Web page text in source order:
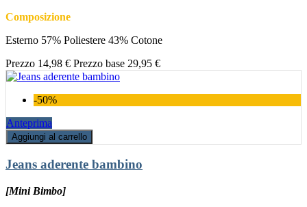
Composizione
Esterno 57% Poliestere 43% Cotone
Prezzo 14,98 € Prezzo base 29,95 €
-50%
Anteprima
Aggiungi al carrello
Jeans aderente bambino
[Mini Bimbo]